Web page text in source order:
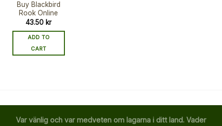
Buy Blackbird
Rook Online
43.50 kr
ADD TO
CART
Var vänlig och var medveten om lagarna i ditt land. Vader